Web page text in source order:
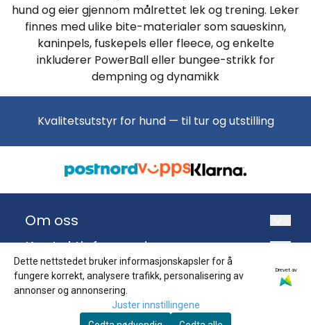
hund og eier gjennom målrettet lek og trening. Leker
finnes med ulike bite-materialer som saueskinn,
kaninpels, fuskepels eller fleece, og enkelte
inkluderer PowerBall eller bungee-strikk for
dempning og dynamikk
Kvalitetsutstyr for hund — til tur og utstilling
Om oss
Torhild og Petter har holdt på med hund siden
1986. Vi tilbyr kvalitetsutstyr, hundefôr og
godbiter til hund — valgt ut av hundemennesker
som bruker produktene på egne hunder hver
eneste dag.
Kontaktinformasjon
Top Pet Products AS
Kjellingmoveien 6
1930 Aurskog
Info
Blogg
Nyhetsbrev
Dette nettstedet bruker informasjonskapsler for å
fungere korrekt, analysere trafikk, personalisering av
annonser og annonsering.
Drevet av
Juster innstillingene